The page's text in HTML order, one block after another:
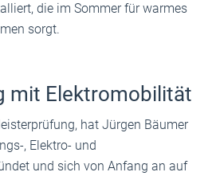
die im Sommer für warmes
sorgt.
mit Elektromobilität
hat Jürgen Bäumer
, Elektro- und
und sich von Anfang an auf